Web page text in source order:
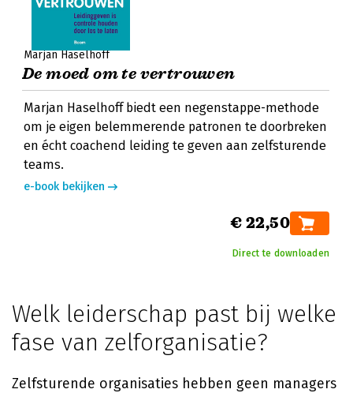
Marjan Haselhoff
De moed om te vertrouwen
Marjan Haselhoff biedt een negenstappe-methode
om je eigen belemmerende patronen te doorbreken
en écht coachend leiding te geven aan zelfsturende
teams.
e-book bekijken
€ 22,50
Direct te downloaden
Welk leiderschap past bij welke
fase van zelforganisatie?
Zelfsturende organisaties hebben geen managers